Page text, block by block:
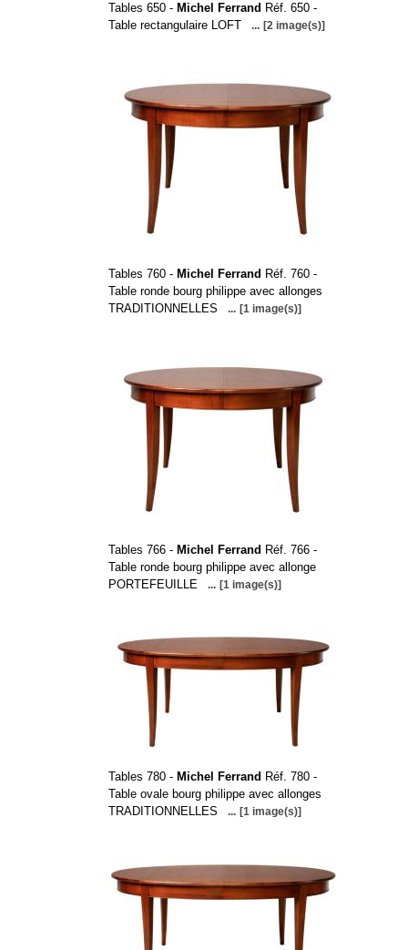
Tables 650 - Michel Ferrand Réf. 650 -
Table rectangulaire LOFT
... [2 image(s)]
Tables 760 - Michel Ferrand Réf. 760 -
Table ronde bourg philippe avec allonges
TRADITIONNELLES
... [1 image(s)]
Tables 766 - Michel Ferrand Réf. 766 -
Table ronde bourg philippe avec allonge
PORTEFEUILLE
... [1 image(s)]
Tables 780 - Michel Ferrand Réf. 780 -
Table ovale bourg philippe avec allonges
TRADITIONNELLES
... [1 image(s)]